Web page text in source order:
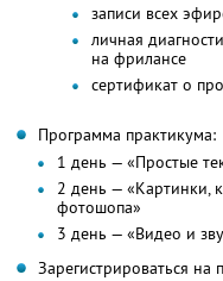
записи всех
личная
на фрилансе
сертификат о
Программа практикума:
1 день — «Простые
2 день — «Картинки,
фотошопа»
3 день — «Видео и
Зарегистрироваться